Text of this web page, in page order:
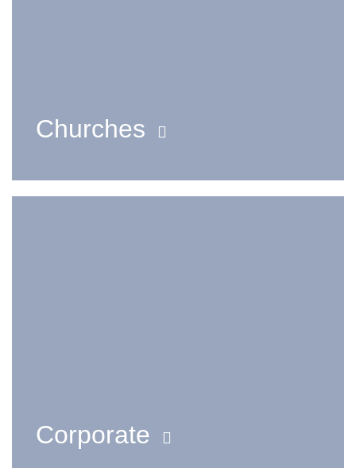
Churches
Corporate